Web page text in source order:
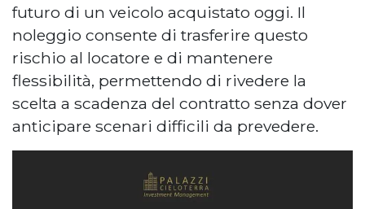
futuro di un veicolo acquistato oggi. Il
noleggio consente di trasferire questo
rischio al locatore e di mantenere
flessibilità, permettendo di rivedere la
scelta a scadenza del contratto senza dover
anticipare scenari difficili da prevedere.